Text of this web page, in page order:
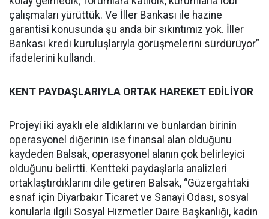
çalışmaları yürüttük. Ve İller Bankası ile hazine
garantisi konusunda şu anda bir sıkıntımız yok. İller
Bankası kredi kuruluşlarıyla görüşmelerini sürdürüyor”
ifadelerini kullandı.
KENT PAYDAŞLARIYLA ORTAK HAREKET EDİLİYOR
Projeyi iki ayaklı ele aldıklarını ve bunlardan birinin
operasyonel diğerinin ise finansal alan olduğunu
kaydeden Balsak, operasyonel alanın çok belirleyici
olduğunu belirtti. Kentteki paydaşlarla analizleri
ortaklaştırdıklarını dile getiren Balsak, “Güzergahtaki
esnaf için Diyarbakır Ticaret ve Sanayi Odası, sosyal
konularla ilgili Sosyal Hizmetler Daire Başkanlığı, kadın